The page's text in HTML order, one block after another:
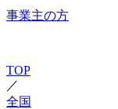
事業主の方
TOP
／
全国